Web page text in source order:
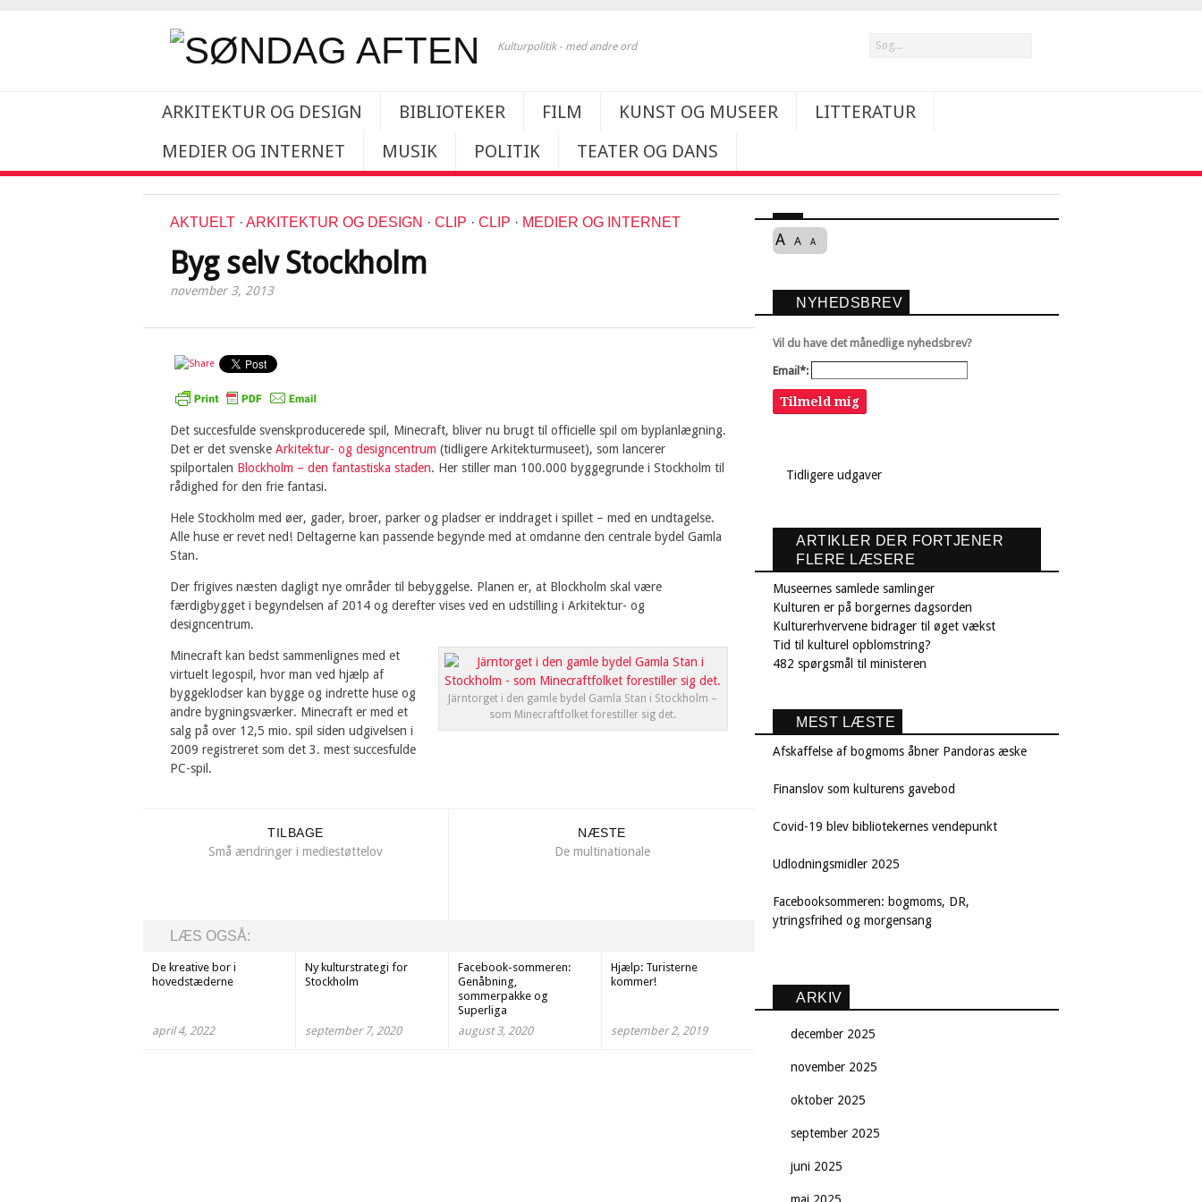
Kulturpolitik - med andre ord
ARKITEKTUR OG DESIGN BIBLIOTEKER FILM KUNST OG MUSEER
LITTERATUR
MEDIER OG INTERNET
MUSIK POLITIK TEATER OG DANS
AKTUELT · ARKITEKTUR OG DESIGN · CLIP · CLIP · MEDIER OG INTERNET
Byg selv Stockholm
november 3, 2013
Det succesfulde svenskproducerede spil, Minecraft, bliver nu brugt til officielle spil om byplanlægning.
Det er det svenske Arkitektur- og designcentrum (tidligere Arkitekturmuseet), som lancerer
spilportalen Blockholm – den fantastiska staden. Her stiller man 100.000 byggegrunde i Stockholm til
rådighed for den frie fantasi.
Hele Stockholm med øer, gader, broer, parker og pladser er inddraget i spillet – med en undtagelse.
Alle huse er revet ned! Deltagerne kan passende begynde med at omdanne den centrale bydel Gamla
Stan.
Der frigives næsten dagligt nye områder til bebyggelse. Planen er, at Blockholm skal være
færdigbygget i begyndelsen af 2014 og derefter vises ved en udstilling i Arkitektur- og
designcentrum.
Järntorget i den gamle bydel Gamla Stan i Stockholm –
som Minecraftfolket forestiller sig det.
Minecraft kan bedst sammenlignes med et
virtuelt legospil, hvor man ved hjælp af
byggeklodser kan bygge og indrette huse og
andre bygningsværker. Minecraft er med et
salg på over 12,5 mio. spil siden udgivelsen i
2009 registreret som det 3. mest succesfulde
PC-spil.
TILBAGE
Små ændringer i mediestøttelov
NÆSTE
De multinationale
LÆS OGSÅ:
De kreative bor i
hovedstæderne
april 4, 2022
Ny kulturstrategi for
Stockholm
september 7, 2020
Facebook-sommeren:
Genåbning,
sommerpakke og
Superliga
august 3, 2020
Hjælp: Turisterne
kommer!
september 2, 2019
A A A
NYHEDSBREV
Vil du have det månedlige nyhedsbrev?
Email*:
Tilmeld mig
Tidligere udgaver
ARTIKLER DER FORTJENER
FLERE LÆSERE
Museernes samlede samlinger
Kulturen er på borgernes dagsorden
Kulturerhvervene bidrager til øget vækst
Tid til kulturel opblomstring?
482 spørgsmål til ministeren
MEST LÆSTE
Afskaffelse af bogmoms åbner Pandoras æske
Finanslov som kulturens gavebod
Covid-19 blev bibliotekernes vendepunkt
Udlodningsmidler 2025
Facebooksommeren: bogmoms, DR,
ytringsfrihed og morgensang
ARKIV
december 2025
november 2025
oktober 2025
september 2025
juni 2025